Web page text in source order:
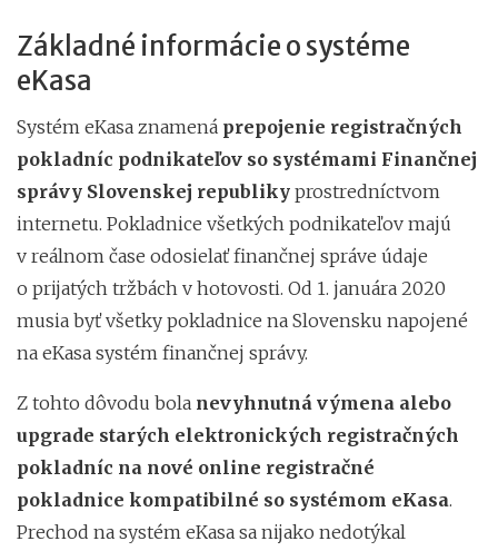
Základné informácie o systéme
eKasa
Systém eKasa znamená prepojenie registračných
pokladníc podnikateľov so systémami Finančnej
správy Slovenskej republiky prostredníctvom
internetu. Pokladnice všetkých podnikateľov majú
v reálnom čase odosielať finančnej správe údaje
o prijatých tržbách v hotovosti. Od 1. januára 2020
musia byť všetky pokladnice na Slovensku napojené
na eKasa systém finančnej správy.
Z tohto dôvodu bola nevyhnutná výmena alebo
upgrade starých elektronických registračných
pokladníc na nové online registračné
pokladnice kompatibilné so systémom eKasa.
Prechod na systém eKasa sa nijako nedotýkal